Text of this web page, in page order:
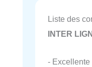
Liste des
INTER
-